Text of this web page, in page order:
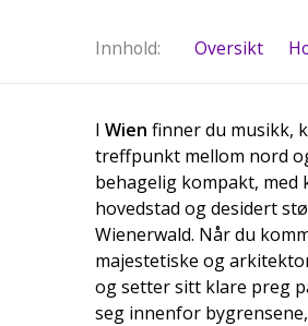
Innhold Oversikt
I Wien finner du musikk,
treffpunkt mellom nord
behagelig kompakt,
hovedstad og desidert
Wienerwald. Når du
majestetiske og
og setter sitt klare preg
seg innenfor